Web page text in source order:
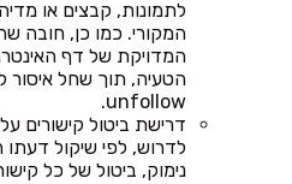
לתמונות, קבצים או
המקורי. כמו כן, חובה
המדויקת של דף
הטעיה, תוך שחל איסור
unfollow.
דרישת ביטול קישורים
לדרוש, לפי שיקול
נימוק, ביטול של כל